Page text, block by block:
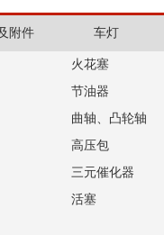
附件 车灯
火花塞
节油器
曲轴、凸轮轴
高压包
三元催化器
活塞